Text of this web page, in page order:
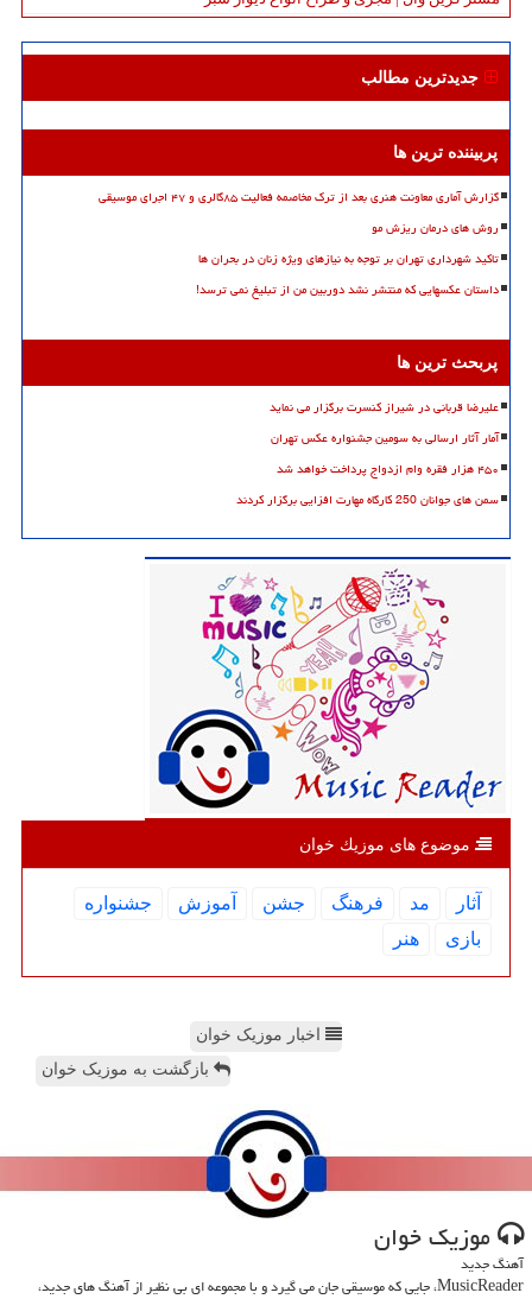
جدیدترین مطالب
پربیننده ترین ها
گزارش آماری معاونت هنری بعد از ترک مخاصمه فعالیت ۸۵گالری و ۴۷ اجرای موسیقی
روش های درمان ریزش مو
تاکید شهرداری تهران بر توجه به نیازهای ویژه زنان در بحران ها
داستان عکسهایی که منتشر نشد دوربین من از تبلیغ نمی ترسد!
پربحث ترین ها
علیرضا قربانی در شیراز کنسرت برگزار می نماید
آمار آثار ارسالی به سومین جشنواره عکس تهران
۴۵۰ هزار فقره وام ازدواج پرداخت خواهد شد
سمن های جوانان 250 کارگاه مهارت افزایی برگزار کردند
موضوع های موزیك خوان
آثار مد فرهنگ جشن آموزش
جشنواره
بازی
هنر
اخبار موزیک خوان
بازگشت به موزیک خوان
موزیك خوان
آهنگ جدید
MusicReader، جایی که موسیقی جان می گیرد و با مجموعه ای بی نظیر از آهنگ های جدید،